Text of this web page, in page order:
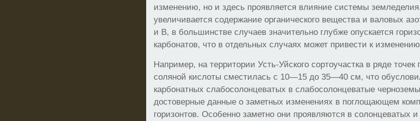
изменению, но и здесь проявляется влияние системы
увеличивается содержание органического вещества и валовых
и В, в большинстве случаев значительно глубже опускается
карбонатов, что в отдельных случаях может привести к
Например, на территории Усть-Уйского сортоучастка в ряде точек
соляной кислоты сместилась с 10—15 до 35—40 см, что
карбонатных слабосолонцеватых в слабосолонцеватые
достоверные данные о заметных изменениях в поглощающем
горизонтов. Особенно заметно они проявляются в солонцеватых